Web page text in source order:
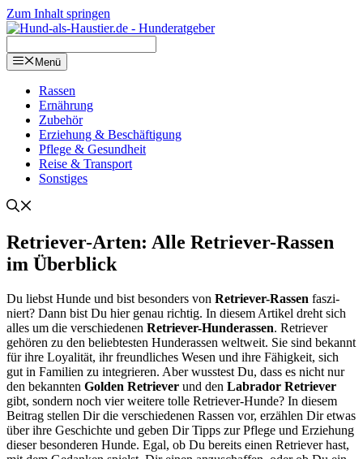
Zum Inhalt springen
Menü
Ras­sen
Ernäh­rung
Zube­hör
Erzie­hung & Beschäf­ti­gung
Pfle­ge & Gesund­heit
Rei­se & Trans­port
Sons­ti­ges
Retrie­ver-Arten: Alle Retrie­ver-Ras­sen
im Über­blick
Du liebst Hun­de und bist beson­ders von Retrie­ver-Ras­sen fas­zi­
niert? Dann bist Du hier genau rich­tig. In die­sem Arti­kel dreht sich
alles um die ver­schie­de­nen Retrie­ver-Hun­de­ras­sen. Retrie­ver
gehö­ren zu den belieb­tes­ten Hun­de­ras­sen welt­weit. Sie sind bekannt
für ihre Loya­li­tät, ihr freund­li­ches Wesen und ihre Fähig­keit, sich
gut in Fami­li­en zu inte­grie­ren. Aber wuss­test Du, dass es nicht nur
den bekann­ten Gol­den Retrie­ver und den Labra­dor Retrie­ver
gibt, son­dern noch vier wei­te­re tol­le Retrie­ver-Hun­de? In die­sem
Bei­trag stel­len Dir die ver­schie­de­nen Ras­sen vor, erzäh­len Dir etwas
über ihre Geschich­te und geben Dir Tipps zur Pfle­ge und Erzie­hung
die­ser beson­de­ren Hun­de. Egal, ob Du bereits einen Retrie­ver hast,